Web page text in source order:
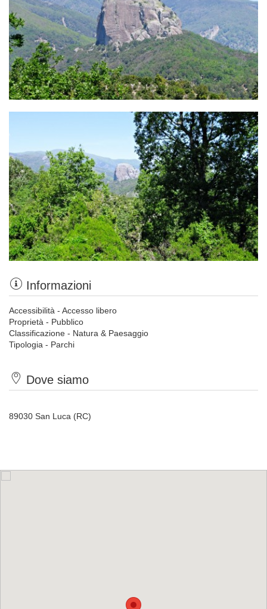
Informazioni
Accessibilità - Accesso libero
Proprietà - Pubblico
Classificazione - Natura & Paesaggio
Tipologia - Parchi
Dove siamo
89030 San Luca (RC)